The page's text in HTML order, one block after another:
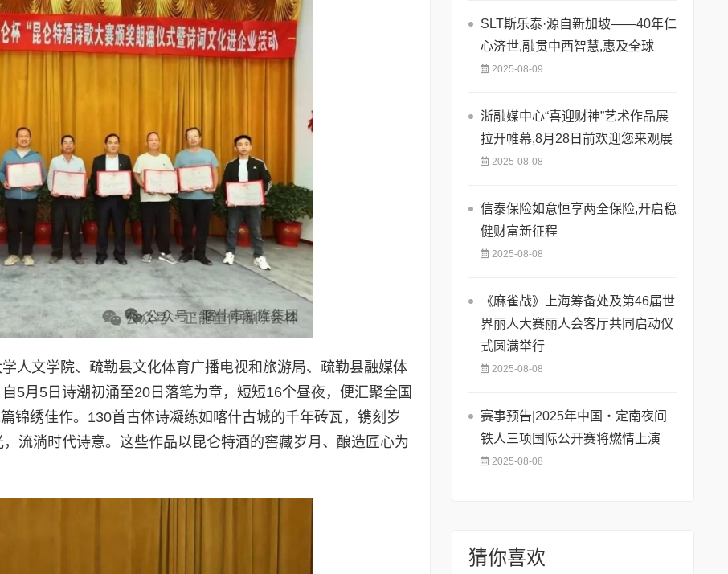
人文学院、疏勒县文化体育广播电视和旅游局、疏勒县融媒体
5月5日诗潮初涌至20日落笔为章，短短16个昼夜，便汇聚全国
锦绣佳作。130首古体诗凝练如喀什古城的千年砖瓦，镌刻岁
流淌时代诗意。这些作品以昆仑特酒的窖藏岁月、酿造匠心为
SLT斯乐泰·源自新加坡——40年仁
心济世,融贯中西智慧,惠及全球
2025-08-09
浙融媒中心“喜迎财神”艺术作品展
拉开帷幕,8月28日前欢迎您来观展
2025-08-08
信泰保险如意恒享两全保险,开启稳
健财富新征程
2025-08-08
《麻雀战》上海筹备处及第46届世
界丽人大赛丽人会客厅共同启动仪
式圆满举行
2025-08-08
赛事预告|2025年中国・定南夜间
铁人三项国际公开赛将燃情上演
2025-08-08
猜你喜欢